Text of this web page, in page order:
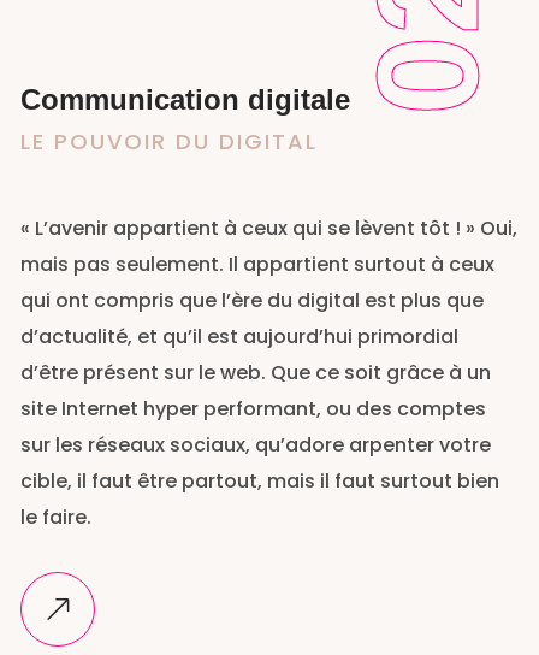
02
Communication digitale
LE POUVOIR DU DIGITAL
« L’avenir appartient à ceux qui se lèvent tôt ! » Oui,
mais pas seulement. Il appartient surtout à ceux
qui ont compris que l’ère du digital est plus que
d’actualité, et qu’il est aujourd’hui primordial
d’être présent sur le web. Que ce soit grâce à un
site Internet hyper performant, ou des comptes
sur les réseaux sociaux, qu’adore arpenter votre
cible, il faut être partout, mais il faut surtout bien
le faire.